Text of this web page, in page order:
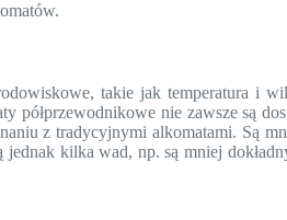
takie jak temperatura i
półprzewodnikowe nie zawsze są
z tradycyjnymi alkomatami. Są
kilka wad, np. są mniej